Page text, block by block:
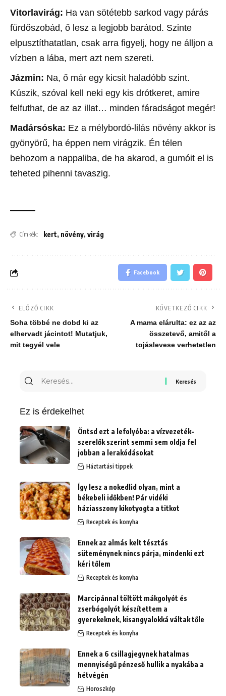
Vitorlavirág: Ha van sötétebb sarkod vagy párás
fürdőszobád, ő lesz a legjobb barátod. Szinte
elpusztíthatatlan, csak arra figyelj, hogy ne álljon a
vízben a lába, mert azt nem szereti.
Jázmin: Na, ő már egy kicsit haladóbb szint.
Kúszik, szóval kell neki egy kis drótkeret, amire
felfuthat, de az az illat… minden fáradságot megér!
Madársóska: Ez a mélybordó-lilás növény akkor is
gyönyörű, ha éppen nem virágzik. Én télen
behozom a nappaliba, de ha akarod, a gumóit el is
teheted pihenni tavaszig.
Címkék: kert, növény, virág
Facebook
ELŐZŐ CIKK
Soha többé ne dobd ki az
elhervadt jácintot! Mutatjuk,
mit tegyél vele
KÖVETKEZŐ CIKK
A mama elárulta: ez az az
összetevő, amitől a
tojáslevese verhetetlen
Keresés
Ez is érdekelhet
Öntsd ezt a lefolyóba: a vízvezeték-
szerelők szerint semmi sem oldja fel
jobban a lerakódásokat
Háztartási tippek
Így lesz a nokedlid olyan, mint a
békebeli időkben! Pár vidéki
háziasszony kikotyogta a titkot
Receptek és konyha
Ennek az almás kelt tésztás
süteménynek nincs párja, mindenki ezt
kéri tőlem
Receptek és konyha
Marcipánnal töltött mákgolyót és
zserbógolyót készítettem a
gyerekeknek, kisangyalokká váltak tőle
Receptek és konyha
Ennek a 6 csillagjegynek hatalmas
mennyiségű pénzeső hullik a nyakába a
hétvégén
Horoszkóp